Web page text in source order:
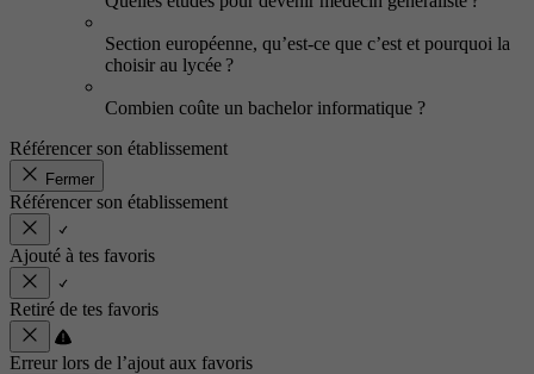
Section européenne, qu’est-ce que c’est et pourquoi la
choisir au lycée ?
Combien coûte un bachelor informatique ?
Référencer son établissement
Fermer
Référencer son établissement
Ajouté à tes favoris
Retiré de tes favoris
Erreur lors de l’ajout aux favoris